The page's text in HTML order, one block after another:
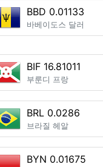
BBD 0.01133
바베이도스 달러
BIF 16.81011
부룬디 프랑
BRL 0.0286
브라질 헤알
BYN 0.01675